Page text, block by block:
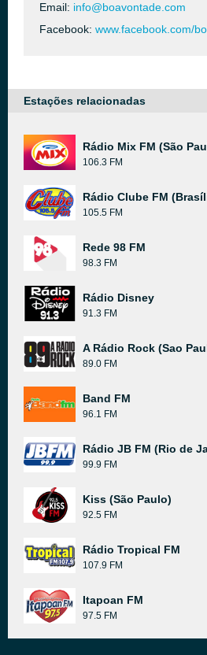
Email: info@boavontade.com
Facebook: www.facebook.com/
Estações relacionadas
Rádio Mix FM (São
106.3 FM
Rádio Clube FM
105.5 FM
Rede 98 FM
98.3 FM
Rádio Disney
91.3 FM
A Rádio Rock (Sao
89.0 FM
Band FM
96.1 FM
Rádio JB FM (Rio de
99.9 FM
Kiss (São Paulo)
92.5 FM
Rádio Tropical FM
107.9 FM
Itapoan FM
97.5 FM